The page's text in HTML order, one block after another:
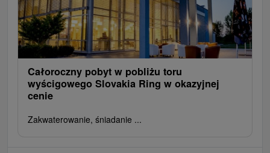
Całoroczny pobyt w pobliżu toru
wyścigowego Slovakia Ring w okazyjnej
cenie
Zakwaterowanie, śniadanie ...